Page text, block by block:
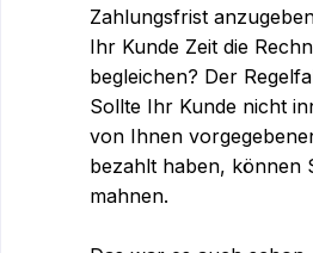
Zahlungsfrist
Ihr Kunde Zeit die
begleichen? Der
Sollte Ihr Kunde nicht
von Ihnen
bezahlt haben, können
mahnen.